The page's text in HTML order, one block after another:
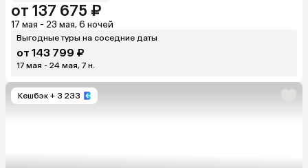
от 137 675 ₽
17 мая - 23 мая, 6 ночей
Выгодные туры на соседние даты
от 143 799 ₽
17 мая - 24 мая, 7 н.
Кешбэк + 3 233